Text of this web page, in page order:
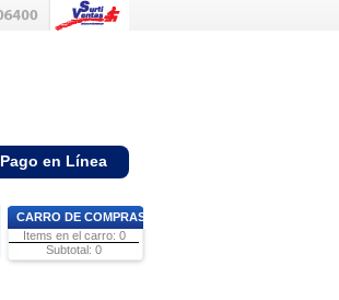
Pago en Línea
CARRO DE COMPRAS
Items en el carro: 0
Subtotal: 0